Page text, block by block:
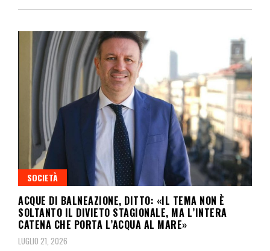
SOCIETÀ
ACQUE DI BALNEAZIONE, DITTO: «IL TEMA NON È
SOLTANTO IL DIVIETO STAGIONALE, MA L’INTERA
CATENA CHE PORTA L’ACQUA AL MARE»
LUGLIO 21, 2026